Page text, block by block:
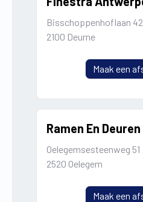
Bisschoppenhoflaan
2100 Deurne
Maak een
Ramen En
Oelegemsesteenweg 51
2520 Oelegem
Maak een